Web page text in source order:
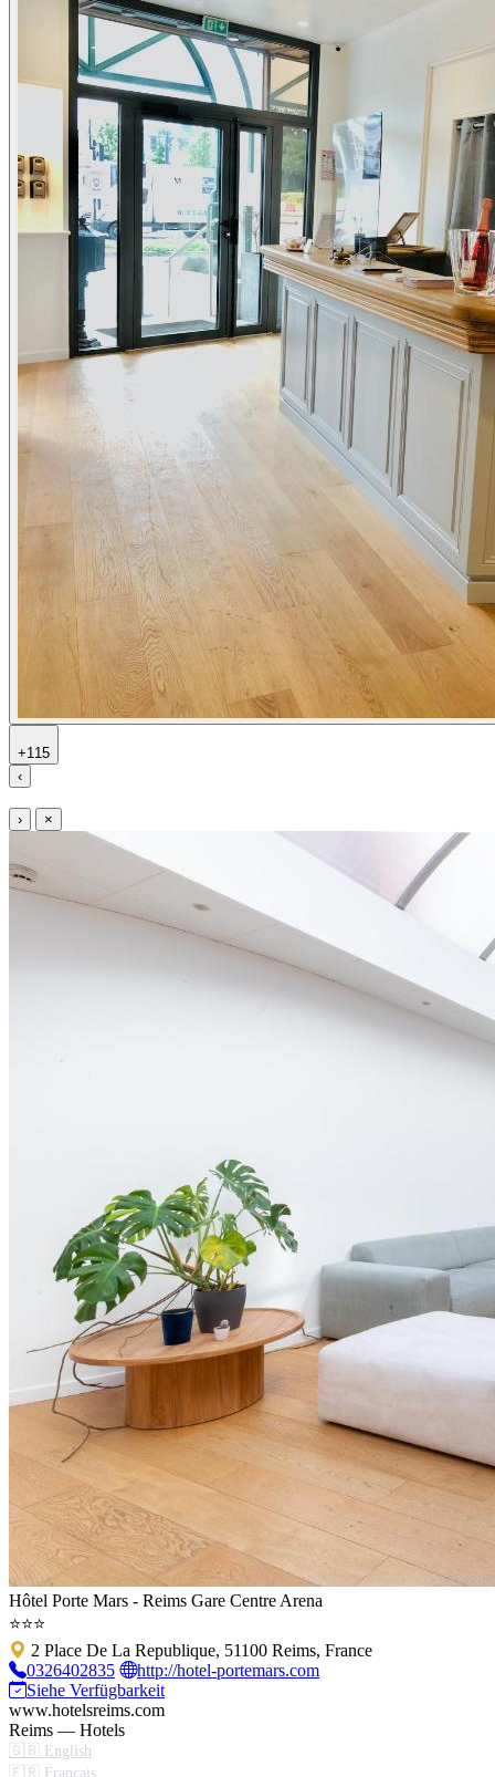
+115
‹
› ×
Hôtel Porte Mars - Reims Gare Centre Arena
⭐⭐⭐
2 Place De La Republique, 51100 Reims, France
0326402835
http://hotel-portemars.com
Siehe Verfügbarkeit
www.hotelsreims.com
Reims — Hotels
🇬🇧 English
🇫🇷 Français